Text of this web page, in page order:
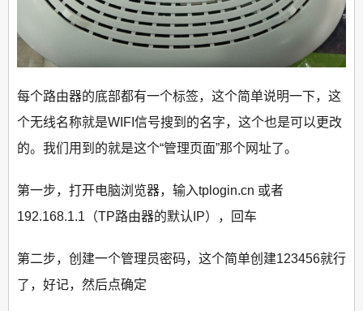
每个路由器的底部都有一个标签，这个简单说明一下，这
个无线名称就是WIFI信号搜到的名字，这个也是可以更改
的。我们用到的就是这个“管理页面”那个网址了。
第一步，打开电脑浏览器，输入tplogin.cn 或者
192.168.1.1（TP路由器的默认IP），回车
第二步，创建一个管理员密码，这个简单创建123456就行
了，好记，然后点确定